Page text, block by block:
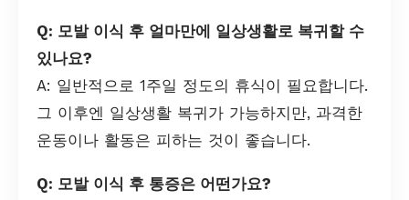
Q: 모발 이식 후 얼마만에 일상생활로 복귀할 수
있나요?
A: 일반적으로 1주일 정도의 휴식이 필요합니다.
그 이후엔 일상생활 복귀가 가능하지만, 과격한
운동이나 활동은 피하는 것이 좋습니다.
Q: 모발 이식 후 통증은 어떤가요?